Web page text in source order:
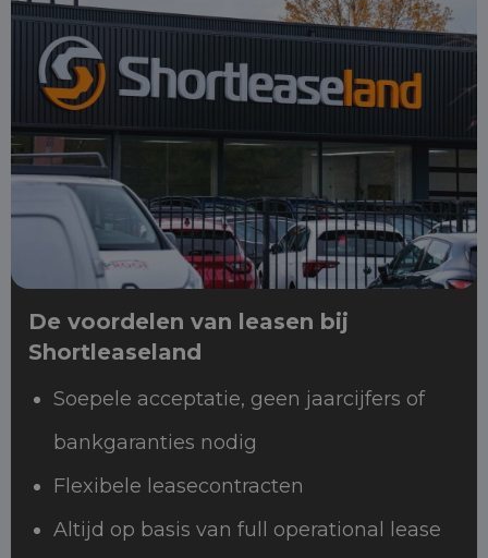
De voordelen van leasen bij
Shortleaseland
Soepele acceptatie, geen jaarcijfers of
bankgaranties nodig
Flexibele leasecontracten
Altijd op basis van full operational lease